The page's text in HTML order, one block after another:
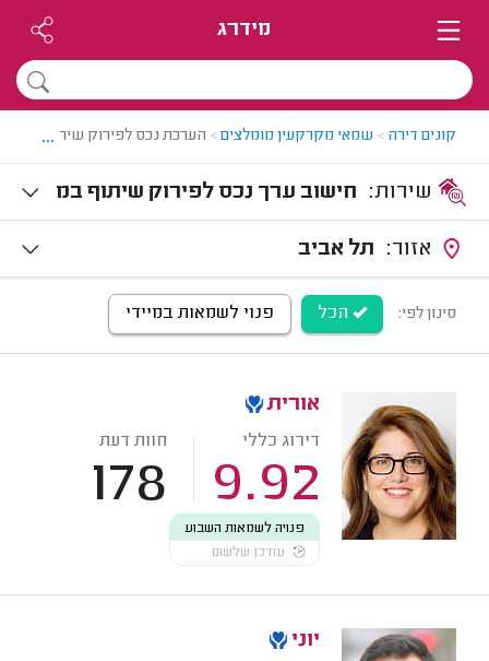
מידרג
קונים דירה > שמאי מקרקעין מומלצים> הערכת נכס לפירוק שיתוף
...
חישוב ערך נכס לפירוק שיתוף במ
קרקעין
תל אביב
סינון לפי: הכל פנוי לשמאות במיידי
אורית
דירוג כללי
9.92
חוות דעת
178
פנויה לשמאות השבוע
עודכן שלשום
יוני